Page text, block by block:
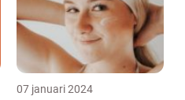
07 januari 2024